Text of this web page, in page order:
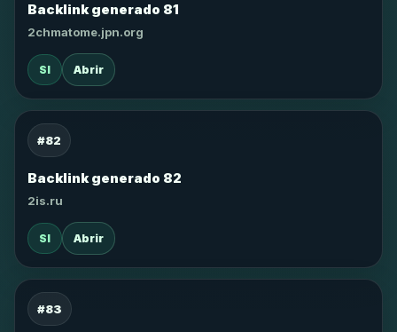
Backlink generado 81
2chmatome.jpn.org
SI Abrir
#82
Backlink generado 82
2is.ru
SI Abrir
#83